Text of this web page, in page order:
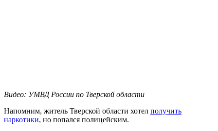
Видео: УМВД России по Тверской области
Напомним, житель Тверской области хотел получить
наркотики, но попался полицейским.